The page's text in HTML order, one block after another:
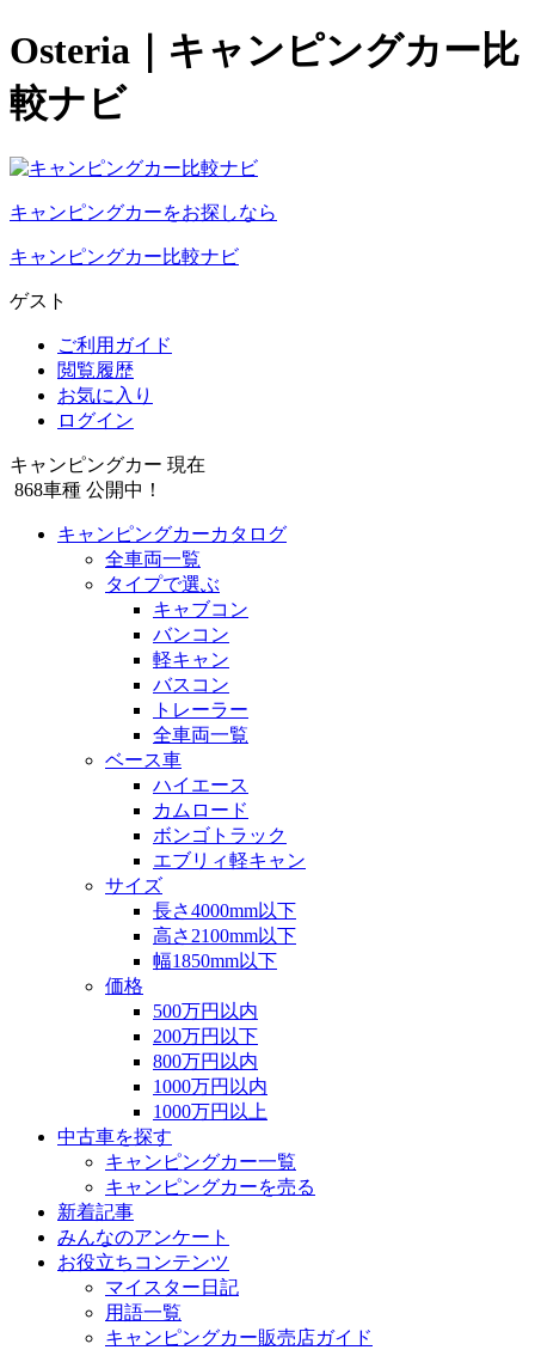
Osteria｜キャンピングカー比
較ナビ
キャンピングカーをお探しなら
キャンピングカー比較ナビ
ゲスト
ご利用ガイド
閲覧履歴
お気に入り
ログイン
キャンピングカー 現在
868車種 公開中！
キャンピングカーカタログ
全車両一覧
タイプで選ぶ
キャブコン
バンコン
軽キャン
バスコン
トレーラー
全車両一覧
ベース車
ハイエース
カムロード
ボンゴトラック
エブリィ軽キャン
サイズ
長さ4000mm以下
高さ2100mm以下
幅1850mm以下
価格
500万円以内
200万円以下
800万円以内
1000万円以内
1000万円以上
中古車を探す
キャンピングカー一覧
キャンピングカーを売る
新着記事
みんなのアンケート
お役立ちコンテンツ
マイスター日記
用語一覧
キャンピングカー販売店ガイド